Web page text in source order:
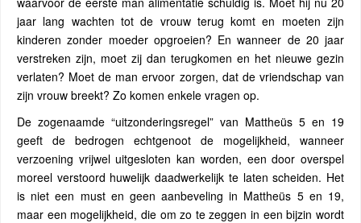
jaar lang wachten tot de vrouw terug komt en moeten zijn
kinderen zonder moeder opgroeien? En wanneer de 20 jaar
verstreken zijn, moet zij dan terugkomen en het nieuwe gezin
verlaten? Moet de man ervoor zorgen, dat de vriendschap van
zijn vrouw breekt? Zo komen enkele vragen op.
De zogenaamde “uitzonderingsregel” van Mattheüs 5 en 19
geeft de bedrogen echtgenoot de mogelijkheid, wanneer
verzoening vrijwel uitgesloten kan worden, een door overspel
moreel verstoord huwelijk daadwerkelijk te laten scheiden. Het
is niet een must en geen aanbeveling in Mattheüs 5 en 19,
maar een mogelijkheid, die om zo te zeggen in een bijzin wordt